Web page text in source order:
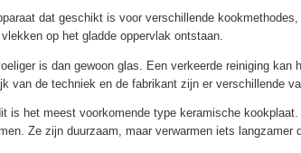
dat geschikt is voor verschillende
op het gladde oppervlak ontstaan.
is dan gewoon glas. Een verkeerde reiniging kan
van de techniek en de fabrikant zijn er verschillende
is het meest voorkomende type keramische
Ze zijn duurzaam, maar verwarmen iets langzamer